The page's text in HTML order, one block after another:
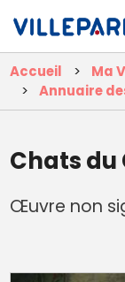
Accueil Ma
Annuaire
Chats du
Œuvre non